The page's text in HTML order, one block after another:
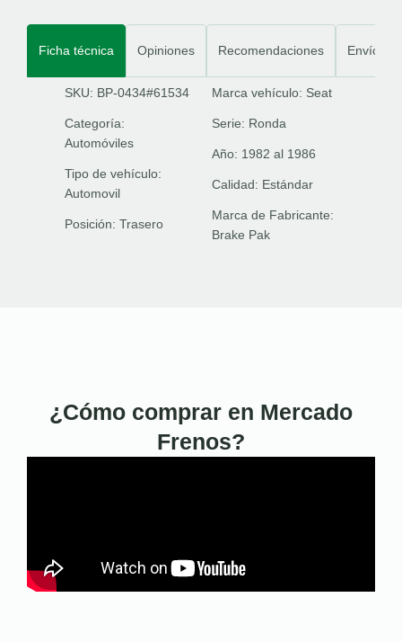
Ficha técnica Opiniones Recomendaciones Envíos
SKU: BP-0434#61534
Categoría:
Automóviles
Tipo de vehículo:
Automovil
Posición: Trasero
Marca vehículo: Seat
Serie: Ronda
Año: 1982 al 1986
Calidad: Estándar
Marca de Fabricante:
Brake Pak
¿Cómo comprar en Mercado
Frenos?